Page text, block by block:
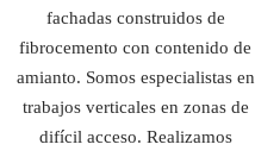
fachadas construidos de
fibrocemento con contenido de
amianto. Somos especialistas en
trabajos verticales en zonas de
difícil acceso. Realizamos